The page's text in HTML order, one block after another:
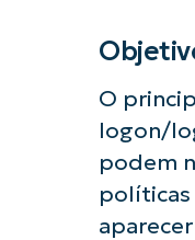
O
logon/
podem
políticas